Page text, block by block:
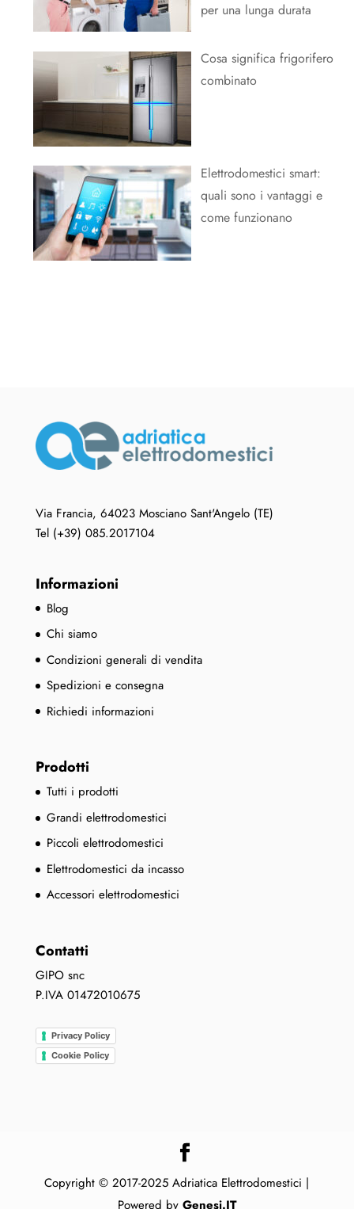
per una lunga durata
Cosa significa frigorifero
combinato
Elettrodomestici smart:
quali sono i vantaggi e
come funzionano
Via Francia, 64023 Mosciano Sant'Angelo (TE)
Tel (+39) 085.2017104
Informazioni
Blog
Chi siamo
Condizioni generali di vendita
Spedizioni e consegna
Richiedi informazioni
Prodotti
Tutti i prodotti
Grandi elettrodomestici
Piccoli elettrodomestici
Elettrodomestici da incasso
Accessori elettrodomestici
Contatti
GIPO snc
P.IVA 01472010675
Privacy Policy
Cookie Policy
Copyright © 2017-2025 Adriatica Elettrodomestici |
Powered by Genesi.IT